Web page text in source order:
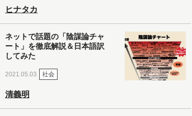
ヒナタカ
ネットで話題の「陰謀論チャ
ート」を徹底解説＆日本語訳
してみた
2021.05.03 社会
清義明